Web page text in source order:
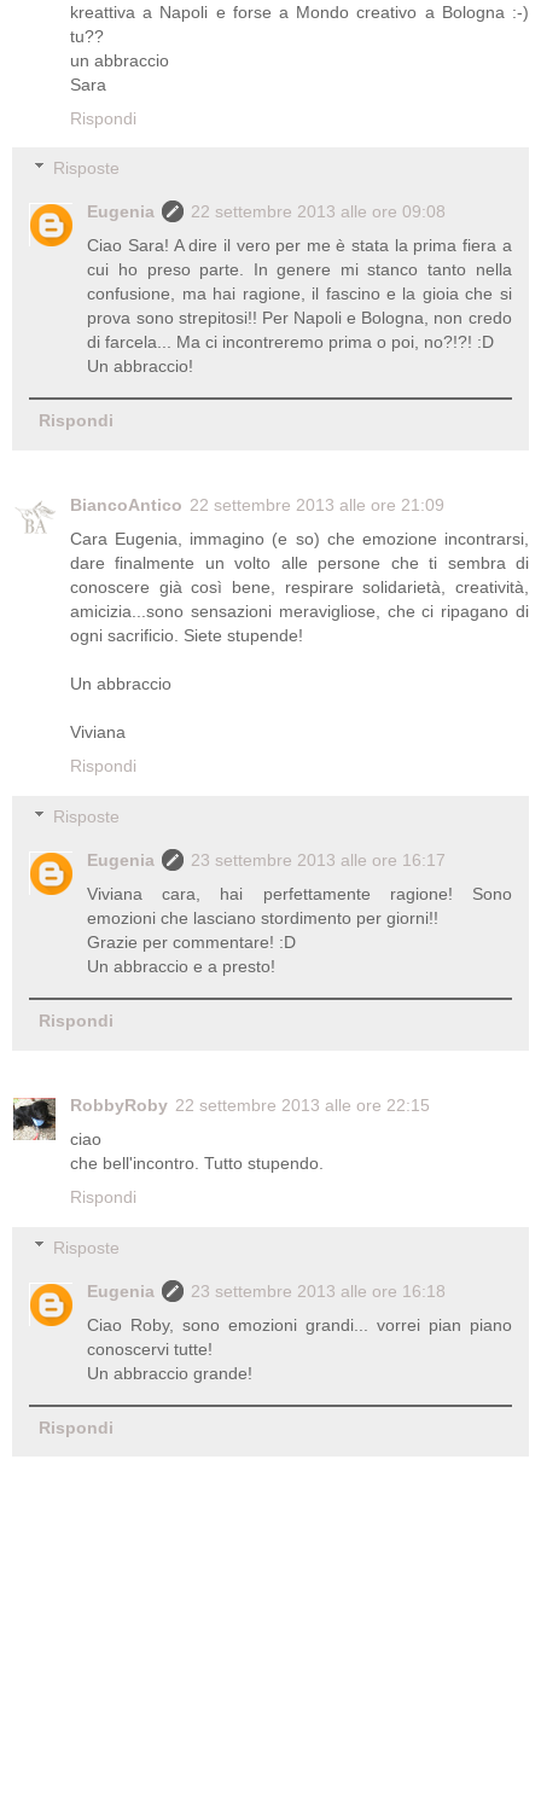
kreattiva a Napoli e forse a Mondo creativo a Bologna :-)
tu??
un abbraccio
Sara
Rispondi
Risposte
Eugenia
22 settembre 2013 alle ore 09:08
Ciao Sara! A dire il vero per me è stata la prima fiera a
cui ho preso parte. In genere mi stanco tanto nella
confusione, ma hai ragione, il fascino e la gioia che si
prova sono strepitosi!! Per Napoli e Bologna, non credo
di farcela... Ma ci incontreremo prima o poi, no?!?! :D
Un abbraccio!
Rispondi
BiancoAntico 22 settembre 2013 alle ore 21:09
Cara Eugenia, immagino (e so) che emozione incontrarsi,
dare finalmente un volto alle persone che ti sembra di
conoscere già così bene, respirare solidarietà, creatività,
amicizia...sono sensazioni meravigliose, che ci ripagano di
ogni sacrificio. Siete stupende!
Un abbraccio
Viviana
Rispondi
Risposte
Eugenia
23 settembre 2013 alle ore 16:17
Viviana cara, hai perfettamente ragione! Sono
emozioni che lasciano stordimento per giorni!!
Grazie per commentare! :D
Un abbraccio e a presto!
Rispondi
RobbyRoby 22 settembre 2013 alle ore 22:15
ciao
che bell'incontro. Tutto stupendo.
Rispondi
Risposte
Eugenia
23 settembre 2013 alle ore 16:18
Ciao Roby, sono emozioni grandi... vorrei pian piano
conoscervi tutte!
Un abbraccio grande!
Rispondi